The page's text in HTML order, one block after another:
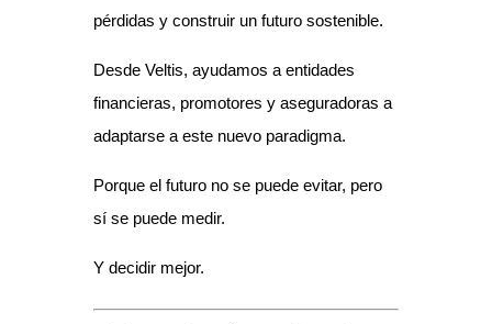
pérdidas y construir un futuro sostenible.
Desde Veltis, ayudamos a entidades
financieras, promotores y aseguradoras a
adaptarse a este nuevo paradigma.
Porque el futuro no se puede evitar, pero
sí se puede medir.
Y decidir mejor.